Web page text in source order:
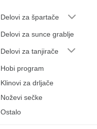
Delovi za špartače
Delovi za sunce grablje
Delovi za tanjirače
Hobi program
Klinovi za drljače
Noževi sečke
Ostalo